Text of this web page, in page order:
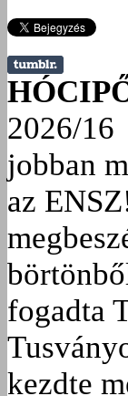
2026/
jobban
az
fogadta
kezdte